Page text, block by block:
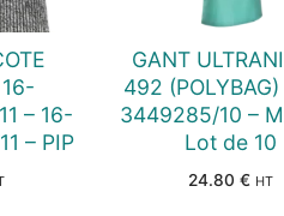
16-
– 16-
– PIP
GANT
492 (POLYBAG)
3449285/10 –
Lot de 10
24.80 € HT